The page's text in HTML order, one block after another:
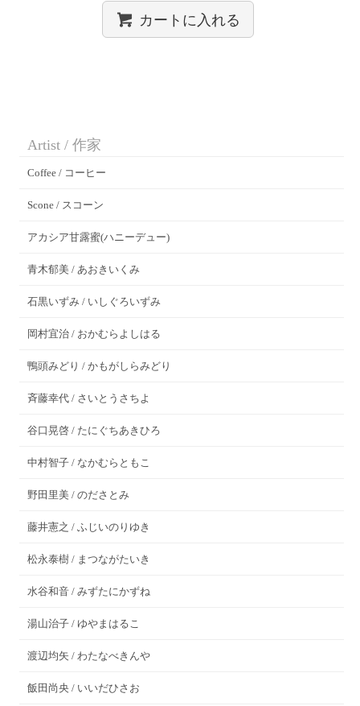
カートに入れる
Artist / 作家
Coffee / コーヒー
Scone / スコーン
アカシア甘露蜜(ハニーデュー)
青木郁美 / あおきいくみ
石黒いずみ / いしぐろいずみ
岡村宜治 / おかむらよしはる
鴨頭みどり / かもがしらみどり
斉藤幸代 / さいとうさちよ
谷口晃啓 / たにぐちあきひろ
中村智子 / なかむらともこ
野田里美 / のださとみ
藤井憲之 / ふじいのりゆき
松永泰樹 / まつながたいき
水谷和音 / みずたにかずね
湯山治子 / ゆやまはるこ
渡辺均矢 / わたなべきんや
飯田尚央 / いいだひさお